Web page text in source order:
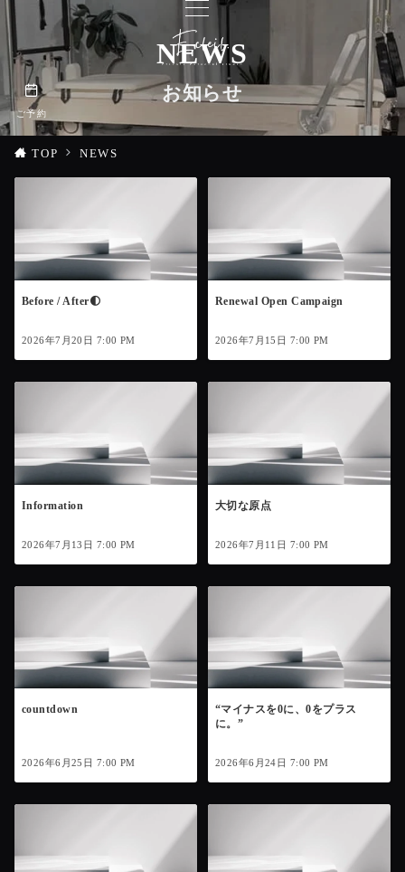
ご予約
NEWS
お知らせ
TOP NEWS
Before / After🌓
2026年7月20日 7:00 PM
Renewal Open Campaign
2026年7月15日 7:00 PM
Information
2026年7月13日 7:00 PM
大切な原点
2026年7月11日 7:00 PM
countdown
2026年6月25日 7:00 PM
“マイナスを0に、0をプラス
に。”
2026年6月24日 7:00 PM